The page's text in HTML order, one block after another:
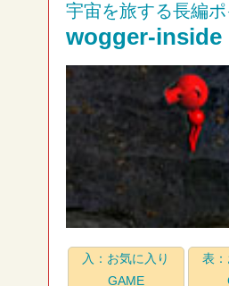
宇宙を旅する長編
wogger-inside
入：お気に入り
GAME
表